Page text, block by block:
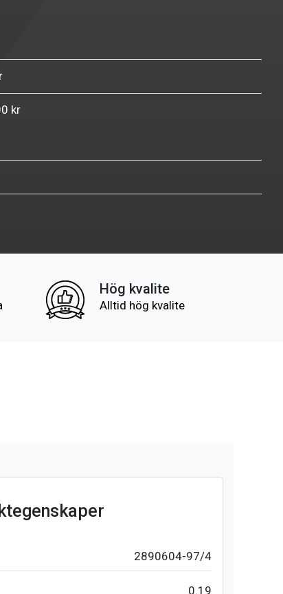
kr
Hög kvalite
Alltid hög kvalite
2890604-97/4
0.19